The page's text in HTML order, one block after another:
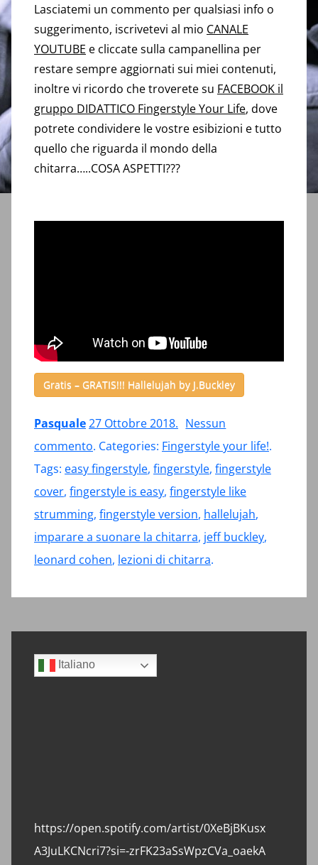
Lasciatemi un commento per qualsiasi info o
suggerimento, iscrivetevi al mio CANALE
YOUTUBE e cliccate sulla campanellina per
restare sempre aggiornati sui miei contenuti,
inoltre vi ricordo che troverete su FACEBOOK il
gruppo DIDATTICO Fingerstyle Your Life, dove
potrete condividere le vostre esibizioni e tutto
quello che riguarda il mondo della
chitarra…..COSA ASPETTI???
Gratis – GRATIS!!! Hallelujah by J.Buckley
Pasquale27 Ottobre 2018. Nessun
commentosu
FINGERSTYLE
–
IMPARA
A
SUONARE
. Categories: Fingerstyle your life!.
Tags: easy fingerstyle, fingerstyle, fingerstyle
cover, fingerstyle is easy, fingerstyle like
strumming, fingerstyle version, hallelujah,
imparare a suonare la chitarra, jeff buckley,
leonard cohen, lezioni di chitarra.
Sidebar
Italiano
https://open.spotify.com/artist/0XeBjBKusx
A3JuLKCNcri7?si=-zrFK23aSsWpzCVa_oaekA